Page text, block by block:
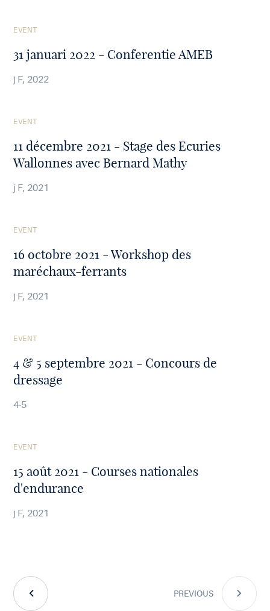
See
article
31 januari 2022 - Conferentie AMEB
EVENT
j F, 2022
See
article
11 décembre 2021 - Stage des Ecuries
Wallonnes avec Bernard Mathy
EVENT
j F, 2021
See
article
16 octobre 2021 - Workshop des
maréchaux-ferrants
EVENT
j F, 2021
See
article
4 & 5 septembre 2021 - Concours de
dressage
EVENT
4-5
See
article
15 août 2021 - Courses nationales
d'endurance
EVENT
j F, 2021
PREVIOUS